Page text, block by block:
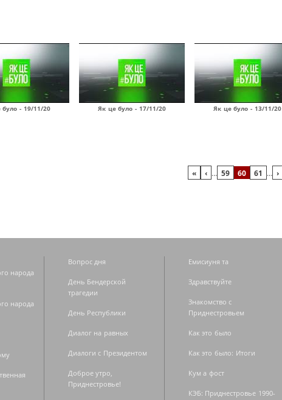
було - 19/11/20 Як це було - 17/11/20 Як це було - 13/11/20
« ‹ … 59 60 61 … ›
народа
народа
Вопрос дня
День Бендерской
трагедии
День Республики
Диалог на равных
Диалоги с Президентом
Доброе утро,
Приднестровье!
Емисиуня та
Здравствуйте
Знакомство с
Приднестровьем
Как это было
Как это было: Итоги
Кум а фост
КЭБ: Приднестровье 1990-